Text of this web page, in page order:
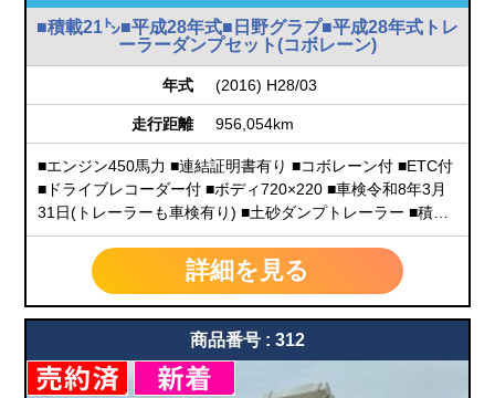
■積載21㌧■平成28年式■日野グラプ■平成28年式トレ
ーラーダンプセット(コボレーン)
年式 (2016) H28/03
走行距離 956,054km
■エンジン450馬力 ■連結証明書有り ■コボレーン付 ■ETC付
■ドライブレコーダー付 ■ボディ720×220 ■車検令和8年3月
31日(トレーラーも車検有り) ■土砂ダンプトレーラー ■積載
21000kg ■ターボエンジン ■バックモニター付 ■前後ろセッ
ト車検付令和8年3月31日 ■前後ろセット同じ年式(28年式)
詳細を見る
商品番号 : 312